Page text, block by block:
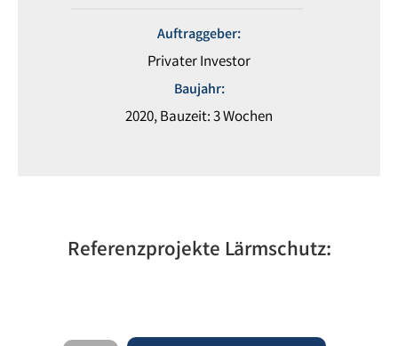
Auftraggeber:
Privater Investor
Baujahr:
2020, Bauzeit: 3 Wochen
Referenzprojekte Lärmschutz: